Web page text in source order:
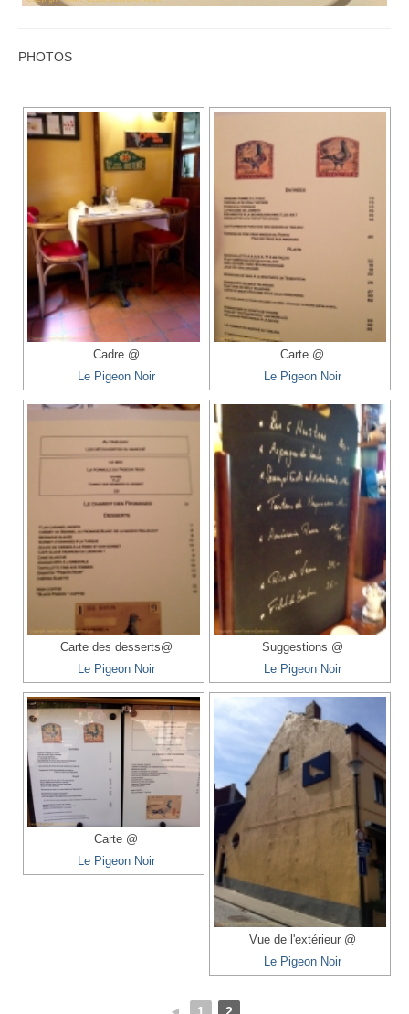
PHOTOS
Cadre @
Le Pigeon Noir
Carte @
Le Pigeon Noir
Carte des desserts@
Le Pigeon Noir
Suggestions @
Le Pigeon Noir
Carte @
Le Pigeon Noir
Vue de l'extérieur @
Le Pigeon Noir
◄ 1 2